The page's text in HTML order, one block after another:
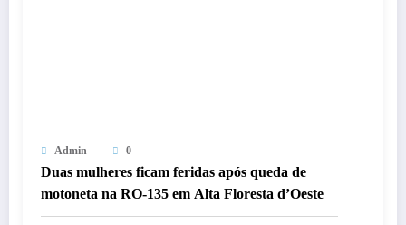
Admin 0
Duas mulheres ficam feridas após queda de
motoneta na RO-135 em Alta Floresta d’Oeste